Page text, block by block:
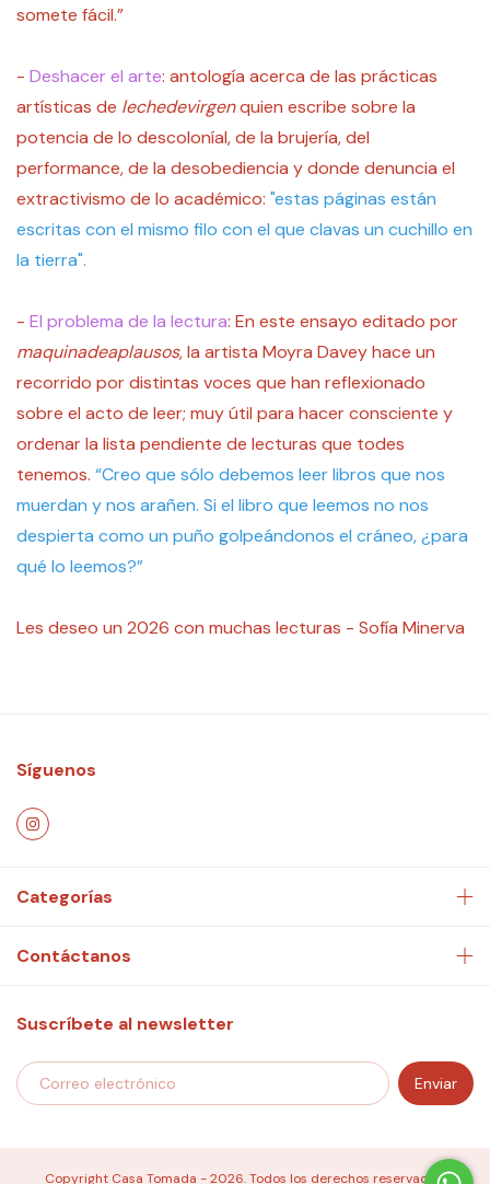
somete fácil.”
- Deshacer el arte: antología acerca de las prácticas
artísticas de lechedevirgenquien escribe sobre la
potencia de lo descoloníal, de la brujería, del
performance, de la desobediencia y donde denuncia el
extractivismo de lo académico: "estas páginas están
escritas con el mismo filo con el que clavas un cuchillo en
la tierra".
- El problema de la lectura: En este ensayo editado por
maquinadeaplausos, la artista Moyra Davey hace un
recorrido por distintas voces que han reflexionado
sobre el acto de leer; muy útil para hacer consciente y
ordenar la lista pendiente de lecturas que todes
tenemos. “Creo que sólo debemos leer libros que nos
muerdan y nos arañen. Si el libro que leemos no nos
despierta como un puño golpeándonos el cráneo, ¿para
qué lo leemos?”
Les deseo un 2026 con muchas lecturas - Sofía Minerva
Síguenos
Categorías
Contáctanos
Suscríbete al newsletter
Copyright Casa Tomada - 2026. Todos los derechos reservados.